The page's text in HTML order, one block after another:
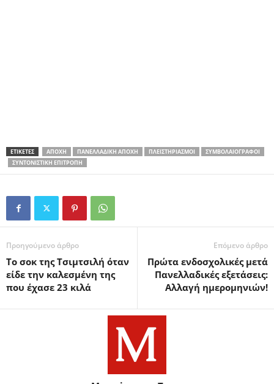
ΕΤΙΚΕΤΕΣ ΑΠΟΧΉ ΠΑΝΕΛΛΑΔΙΚΉ ΑΠΟΧΉ ΠΛΕΙΣΤΗΡΙΑΣΜΟΊ
ΣΥΜΒΟΛΑΙΟΓΡΆΦΟΙ
ΣΥΝΤΟΝΙΣΤΙΚΉ ΕΠΙΤΡΟΠΉ
Προηγούμενο άρθρο
Το σοκ της Τσιμτσιλή όταν
είδε την καλεσμένη της
που έχασε 23 κιλά
Επόμενο άρθρο
Πρώτα ενδοσχολικές μετά
Πανελλαδικές εξετάσεις:
Αλλαγή ημερομηνιών!